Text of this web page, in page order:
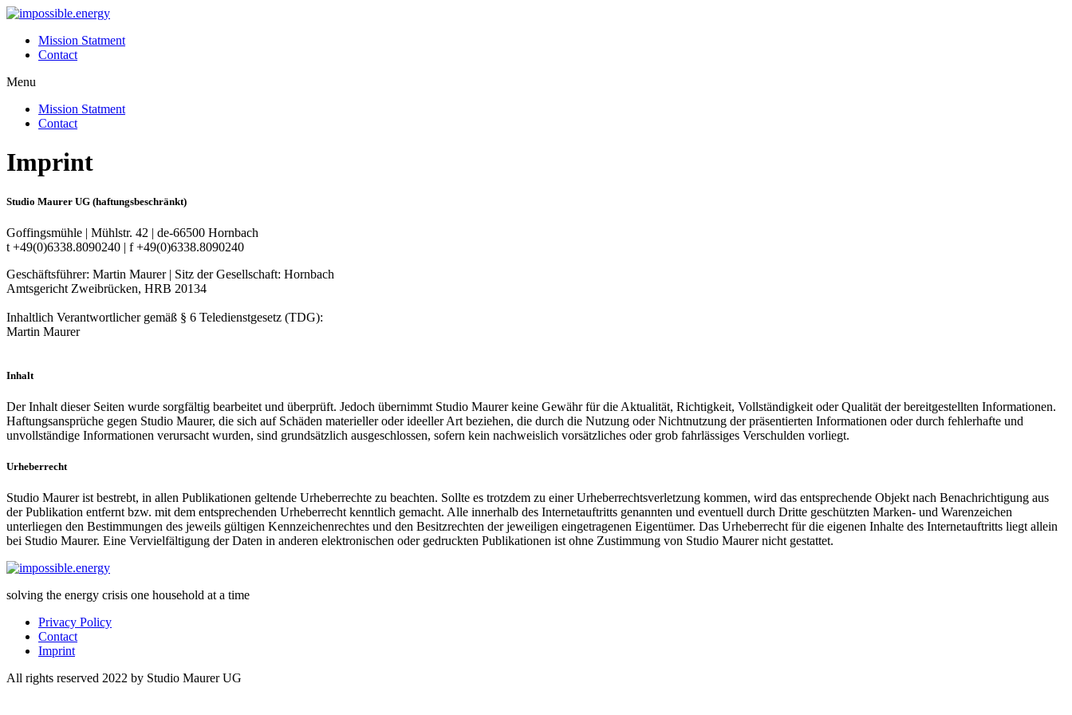
Skip
contentMission Statment
Contact
Menu
Mission Statment
Contact
Imprint
Studio Maurer UG (haftungsbeschränkt)
Goffingsmühle | Mühlstr. 42 | de-66500 Hornbach
t +49(0)6338.8090240 | f +49(0)6338.8090240
Geschäftsführer: Martin Maurer | Sitz der Gesellschaft: Hornbach
Amtsgericht Zweibrücken, HRB 20134
Inhaltlich Verantwortlicher gemäß § 6 Teledienstgesetz (TDG):
Martin Maurer
Inhalt
Der Inhalt dieser Seiten wurde sorgfältig bearbeitet und überprüft. Jedoch übernimmt Studio Maurer keine Gewähr für die Aktualität, Richtigkeit, Vollständigkeit oder Qualität der bereitgestellten Informationen.
Haftungsansprüche gegen Studio Maurer, die sich auf Schäden materieller oder ideeller Art beziehen, die durch die Nutzung oder Nichtnutzung der präsentierten Informationen oder durch fehlerhafte und
unvollständige Informationen verursacht wurden, sind grundsätzlich ausgeschlossen, sofern kein nachweislich vorsätzliches oder grob fahrlässiges Verschulden vorliegt.
Urheberrecht
Studio Maurer ist bestrebt, in allen Publikationen geltende Urheberrechte zu beachten. Sollte es trotzdem zu einer Urheberrechtsverletzung kommen, wird das entsprechende Objekt nach Benachrichtigung aus
der Publikation entfernt bzw. mit dem entsprechenden Urheberrecht kenntlich gemacht. Alle innerhalb des Internetauftritts genannten und eventuell durch Dritte geschützten Marken- und Warenzeichen
unterliegen den Bestimmungen des jeweils gültigen Kennzeichenrechtes und den Besitzrechten der jeweiligen eingetragenen Eigentümer. Das Urheberrecht für die eigenen Inhalte des Internetauftritts liegt allein
bei Studio Maurer. Eine Vervielfältigung der Daten in anderen elektronischen oder gedruckten Publikationen ist ohne Zustimmung von Studio Maurer nicht gestattet.
solving the energy crisis one household at a time
Privacy Policy
Contact
Imprint
All rights reserved 2022 by Studio Maurer UG